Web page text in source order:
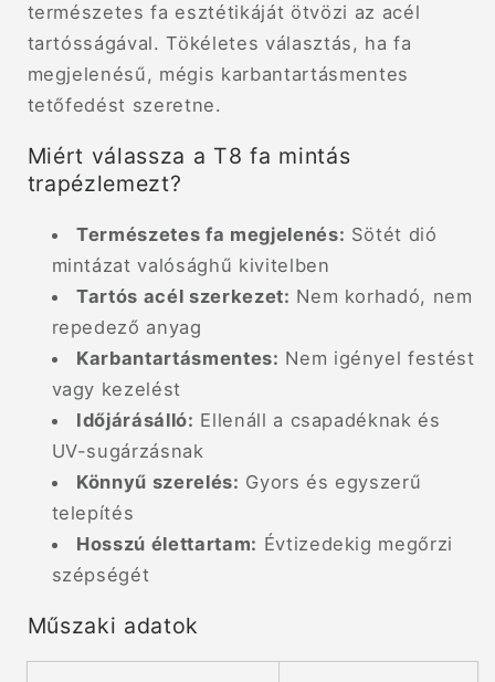
természetes fa esztétikáját ötvözi az acél
tartósságával. Tökéletes választás, ha fa
megjelenésű, mégis karbantartásmentes
tetőfedést szeretne.
Miért válassza a T8 fa mintás
trapézlemezt?
Természetes fa megjelenés: Sötét dió
mintázat valósághű kivitelben
Tartós acél szerkezet: Nem korhadó, nem
repedező anyag
Karbantartásmentes: Nem igényel festést
vagy kezelést
Időjárásálló: Ellenáll a csapadéknak és
UV-sugárzásnak
Könnyű szerelés: Gyors és egyszerű
telepítés
Hosszú élettartam: Évtizedekig megőrzi
szépségét
Műszaki adatok